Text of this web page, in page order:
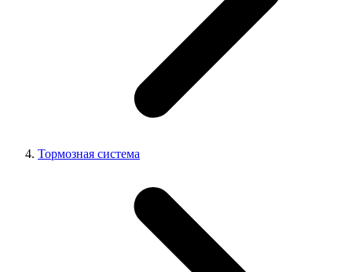
Тормозная система